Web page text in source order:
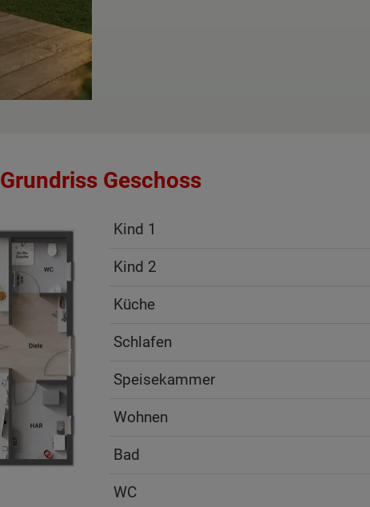
Grundriss Geschoss
Kind 1
Kind 2
Küche
Schlafen
Speisekammer
Wohnen
Bad
WC